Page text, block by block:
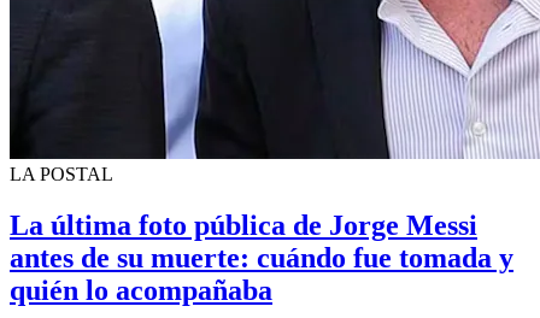
LA POSTAL
La última foto pública de Jorge Messi
antes de su muerte: cuándo fue tomada y
quién lo acompañaba